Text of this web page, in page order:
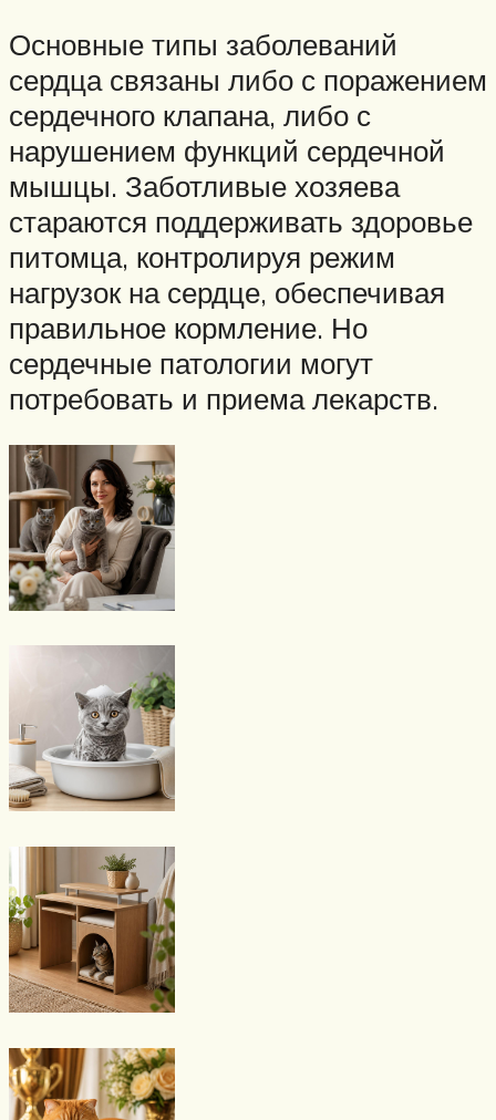
Основные типы заболеваний
сердца связаны либо с поражением
сердечного клапана, либо с
нарушением функций сердечной
мышцы. Заботливые хозяева
стараются поддерживать здоровье
питомца, контролируя режим
нагрузок на сердце, обеспечивая
правильное кормление. Но
сердечные патологии могут
потребовать и приема лекарств.